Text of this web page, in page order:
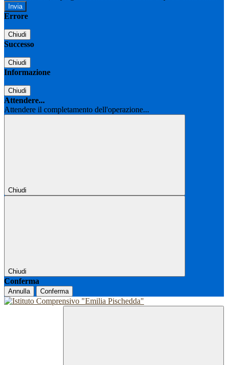
Errore
Chiudi
Successo
Chiudi
Informazione
Chiudi
Attendere...
Attendere il completamento dell'operazione...
Chiudi
Chiudi
Conferma
Annulla Conferma